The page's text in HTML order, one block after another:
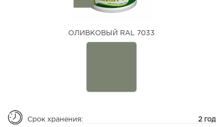
ОЛИВКОВЫЙ RAL 7033
Срок хранения: 2 год